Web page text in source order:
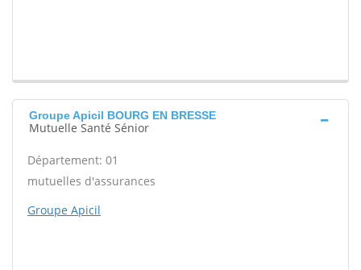
Groupe Apicil BOURG EN BRESSE
Mutuelle Santé Sénior
Département: 01
mutuelles d'assurances
Groupe Apicil